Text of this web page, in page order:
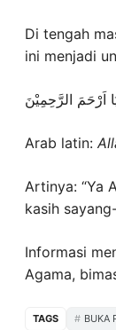
Di tengah
ini menjadi
الرَّحِمِيْنَ
Arab latin:
Artinya: “Ya
kasih
Informasi
Agama,
TAGS BUKA